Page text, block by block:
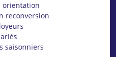
orientation
reconversion
saisonniers